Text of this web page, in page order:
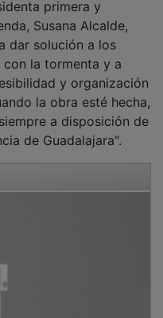
Susana Alcalde,
dar solución a los
la tormenta y a
y organización
la obra esté hecha,
a disposición de
de Guadalajara".